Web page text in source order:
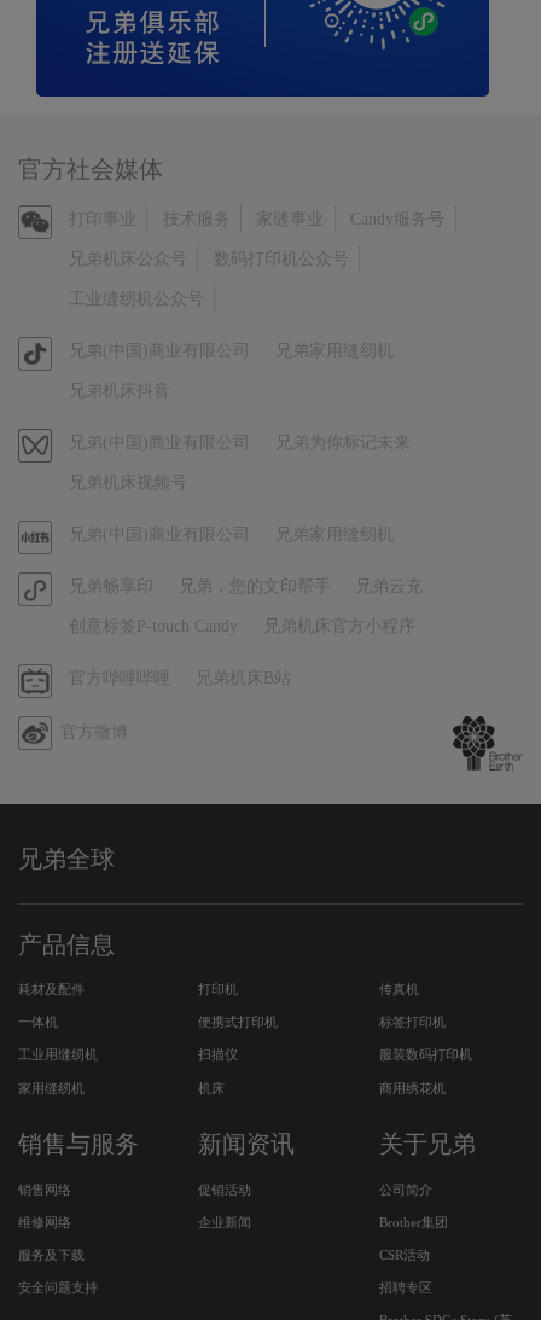
官方社会媒体
官
信
打印事业 技术服务 家缝事业 Candy服务号
兄弟机床公众号 数码打印机公众号
工业缝纫机公众号
官
音
兄弟(中国)商业有限公司 兄弟家用缝纫机
兄弟机床抖音
视兄弟(中国)商业有限公司 兄弟为你标记未来
兄弟机床视频号
官
小
红
兄弟(中国)商业有限公司 兄弟家用缝纫机
官
程
兄弟畅享印 兄弟，您的文印帮手 兄弟云充
创意标签P-touch Candy 兄弟机床官方小程序
哔
哔
官方哔哩哔哩 兄弟机床B站
官方微博
兄弟全球
产品信息
耗材及配件 打印机 传真机
一体机 便携式打印机 标签打印机
工业用缝纫机 扫描仪 服装数码打印机
家用缝纫机 机床 商用绣花机
销售与服务
销售网络
维修网络
服务及下载
安全问题支持
新闻资讯
促销活动
企业新闻
关于兄弟
公司简介
Brother集团
CSR活动
招聘专区